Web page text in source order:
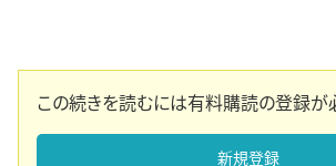
この続きを読むには有料購読の登録が
新規登録